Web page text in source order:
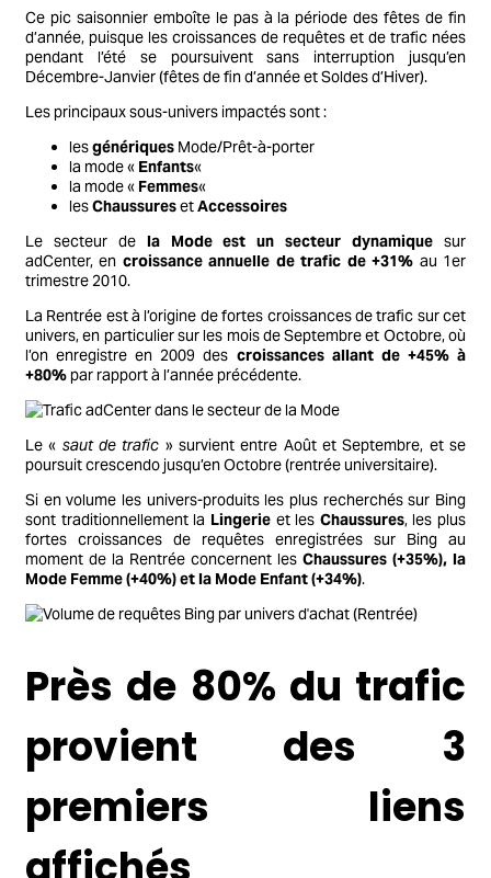
Ce pic saisonnier emboîte le pas à la période des fêtes de fin
d’année, puisque les croissances de requêtes et de trafic nées
pendant l’été se poursuivent sans interruption jusqu’en
Décembre-Janvier (fêtes de fin d’année et Soldes d’Hiver).
Les principaux sous-univers impactés sont :
lesgénériques Mode/Prêt-à-porter
la mode « Enfants«
la mode « Femmes«
lesChaussuresetAccessoires
Le secteur de la Mode est un secteur dynamique sur
adCenter, en croissance annuelle de trafic de +31% au 1er
trimestre 2010.
La Rentrée est à l’origine de fortes croissances de trafic sur cet
univers, en particulier sur les mois de Septembre et Octobre, où
l’on enregistre en 2009 des croissances allant de +45% à
+80%par rapport à l’année précédente.
Le « saut de trafic » survient entre Août et Septembre, et se
poursuit crescendo jusqu’en Octobre (rentrée universitaire).
Si en volume les univers-produits les plus recherchés sur Bing
sont traditionnellement la Lingerie et les Chaussures, les plus
fortes croissances de requêtes enregistrées sur Bing au
moment de la Rentrée concernent les Chaussures (+35%), la
Mode Femme (+40%) et la Mode Enfant (+34%).
Près de 80% du trafic
provient des 3
premiers liens